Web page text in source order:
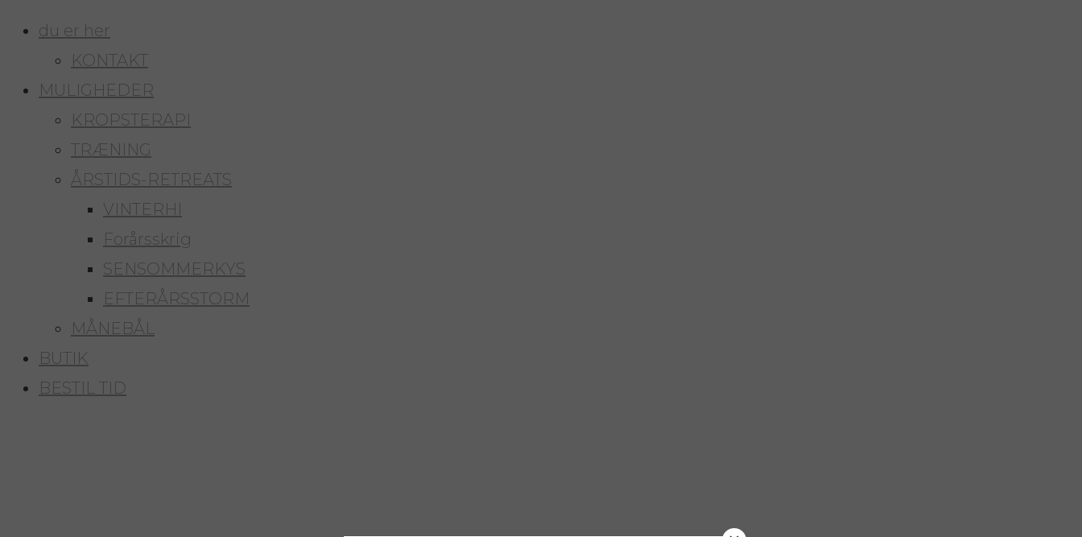
du er her
KONTAKT
MULIGHEDER
KROPSTERAPI
TRÆNING
ÅRSTIDS-RETREATS
VINTERHI
Forårsskrig
SENSOMMERKYS
EFTERÅRSSTORM
MÅNEBÅL
BUTIK
BESTIL TID